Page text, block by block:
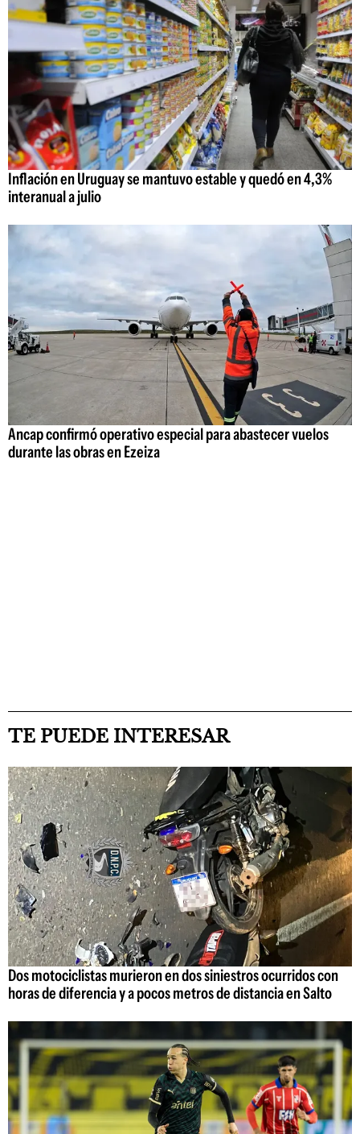
Inflación en Uruguay se mantuvo estable y quedó en 4,3%
interanual a julio
Ancap confirmó operativo especial para abastecer vuelos
durante las obras en Ezeiza
TE PUEDE INTERESAR
Dos motociclistas murieron en dos siniestros ocurridos con
horas de diferencia y a pocos metros de distancia en Salto